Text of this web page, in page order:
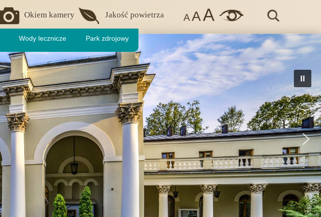
Okiem kamery Jakość powietrza AAA
Wody lecznicze Park zdrojowy